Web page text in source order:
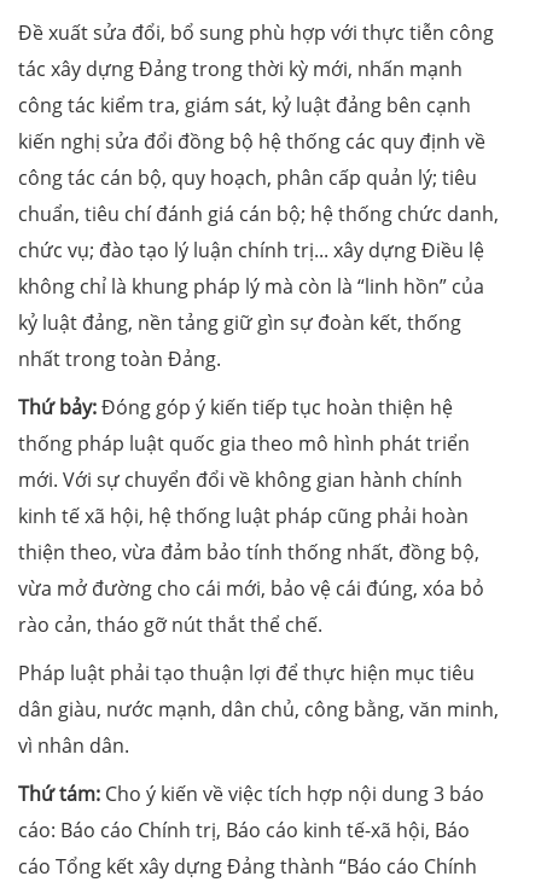
Đề xuất sửa đổi, bổ sung phù hợp với thực tiễn công
tác xây dựng Đảng trong thời kỳ mới, nhấn mạnh
công tác kiểm tra, giám sát, kỷ luật đảng bên cạnh
kiến nghị sửa đổi đồng bộ hệ thống các quy định về
công tác cán bộ, quy hoạch, phân cấp quản lý; tiêu
chuẩn, tiêu chí đánh giá cán bộ; hệ thống chức danh,
chức vụ; đào tạo lý luận chính trị... xây dựng Điều lệ
không chỉ là khung pháp lý mà còn là “linh hồn” của
kỷ luật đảng, nền tảng giữ gìn sự đoàn kết, thống
nhất trong toàn Đảng.
Thứ bảy:Đóng góp ý kiến tiếp tục hoàn thiện hệ
thống pháp luật quốc gia theo mô hình phát triển
mới. Với sự chuyển đổi về không gian hành chính
kinh tế xã hội, hệ thống luật pháp cũng phải hoàn
thiện theo, vừa đảm bảo tính thống nhất, đồng bộ,
vừa mở đường cho cái mới, bảo vệ cái đúng, xóa bỏ
rào cản, tháo gỡ nút thắt thể chế.
Pháp luật phải tạo thuận lợi để thực hiện mục tiêu
dân giàu, nước mạnh, dân chủ, công bằng, văn minh,
vì nhân dân.
Thứ tám: Cho ý kiến về việc tích hợp nội dung 3 báo
cáo: Báo cáo Chính trị, Báo cáo kinh tế-xã hội, Báo
cáo Tổng kết xây dựng Đảng thành “Báo cáo Chính